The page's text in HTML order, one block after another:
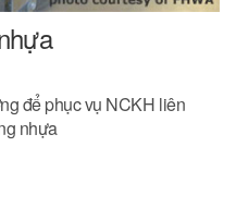
để phục vụ NCKH liên
nhựa